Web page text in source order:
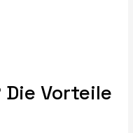
Die Vorteile